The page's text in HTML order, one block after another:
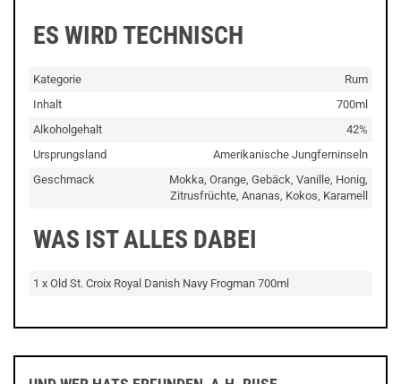
ES WIRD TECHNISCH
Kategorie
Rum
Inhalt
700ml
Alkoholgehalt
42%
Ursprungsland
Amerikanische Jungferninseln
Geschmack
Mokka, Orange, Gebäck, Vanille, Honig,
Zitrusfrüchte, Ananas, Kokos, Karamell
WAS IST ALLES DABEI
1 x Old St. Croix Royal Danish Navy Frogman 700ml